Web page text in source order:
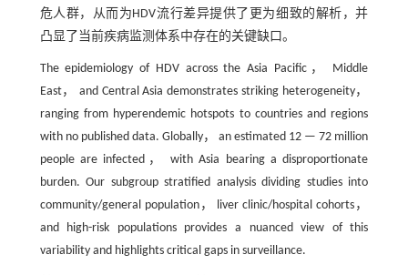
危人群，从而为HDV流行差异提供了更为细致的解析，并
凸显了当前疾病监测体系中存在的关键缺口。
The epidemiology of HDV across the Asia Pacific， Middle
East， and Central Asia demonstrates striking heterogeneity，
ranging from hyperendemic hotspots to countries and regions
with no published data. Globally， an estimated 12 — 72 million
people are infected， with Asia bearing a disproportionate
burden. Our subgroup stratified analysis dividing studies into
community/general population， liver clinic/hospital cohorts，
and high-risk populations provides a nuanced view of this
variability and highlights critical gaps in surveillance.